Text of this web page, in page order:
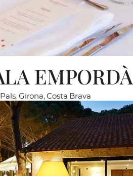
EMPORDÀ
Girona, Costa Brava